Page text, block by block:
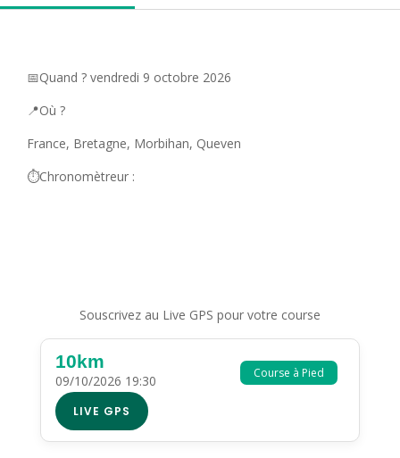
📅Quand ? vendredi 9 octobre 2026
📍Où ?
France, Bretagne, Morbihan, Queven
⏱️Chronomètreur :
Souscrivez au Live GPS pour votre course
Course à Pied
10km
09/10/2026 19:30
LIVE GPS